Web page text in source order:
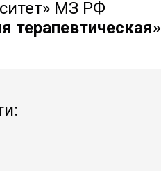
МЗ РФ
терапевтическая»